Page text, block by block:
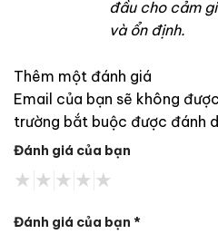
đầu cho cảm
và ổn định.
Thêm một đánh giá
Email của bạn sẽ không
trường bắt buộc được đánh
Đánh giá của bạn
Đánh giá của bạn *